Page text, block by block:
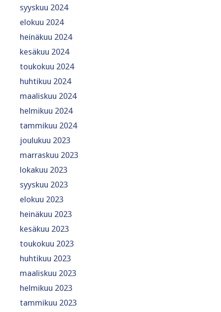
syyskuu 2024
elokuu 2024
heinäkuu 2024
kesäkuu 2024
toukokuu 2024
huhtikuu 2024
maaliskuu 2024
helmikuu 2024
tammikuu 2024
joulukuu 2023
marraskuu 2023
lokakuu 2023
syyskuu 2023
elokuu 2023
heinäkuu 2023
kesäkuu 2023
toukokuu 2023
huhtikuu 2023
maaliskuu 2023
helmikuu 2023
tammikuu 2023